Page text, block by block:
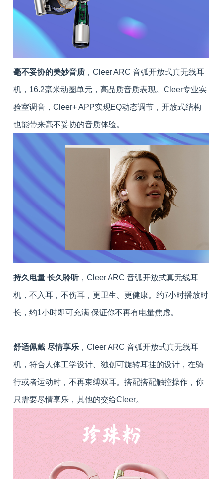
毫不妥协的美妙音质 ，Cleer ARC 音弧开放式真无线耳
机，16.2毫米动圈单元，高品质音质表现。Cleer专业实
验室调音，Cleer+ APP实现EQ动态调节，开放式结构
也能带来毫不妥协的音质体验。
持久电量 长久聆听，Cleer ARC 音弧开放式真无线耳
机，不入耳，不伤耳，更卫生、更健康。约7小时播放时
长，约1小时即可充满 保证你不再有电量焦虑。
舒适佩戴 尽情享乐 ，Cleer ARC 音弧开放式真无线耳
机，符合人体工学设计、独创可旋转耳挂的设计，在骑
行或者运动时，不再束缚双耳。搭配搭配触控操作，你
只需要尽情享乐，其他的交给Cleer。